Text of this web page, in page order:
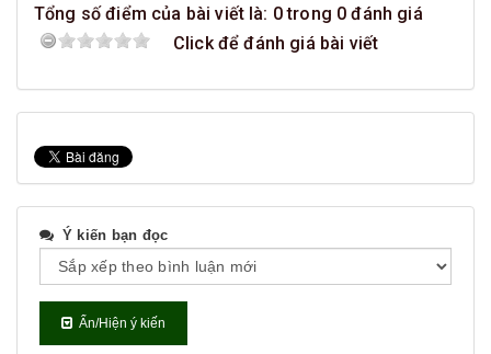
Tổng số điểm của bài viết là: 0 trong 0 đánh giá
Click để đánh giá bài viết
Ý kiến bạn đọc
Ẩn/Hiện ý kiến